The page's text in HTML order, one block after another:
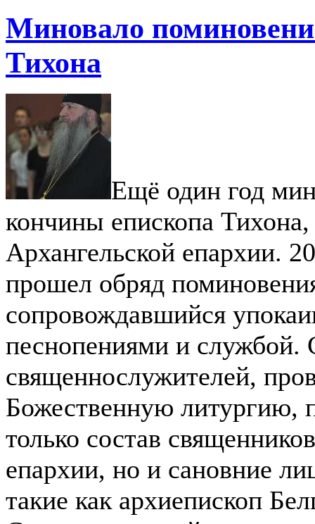
Миновало
Тихона
Ещё один год
кончины епископа
Архангельской епархии.
прошел обряд
сопровождавшийся
песнопениями и службой.
священнослужителей,
Божественную литургию,
только состав
епархии, но и сановние
такие как архиепископ